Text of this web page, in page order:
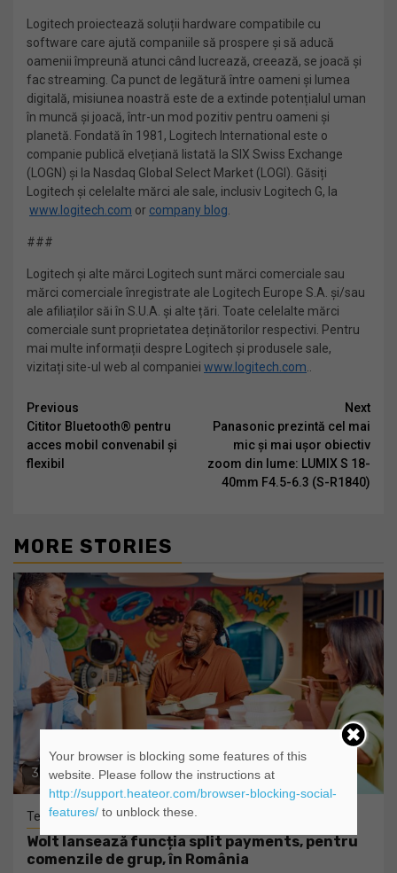
Logitech proiectează soluții hardware compatibile cu
software care ajută companiile să prospere și să aducă
oamenii împreună atunci când lucrează, creează, se joacă și
fac streaming. Ca punct de legătură între oameni și lumea
digitală, misiunea noastră este de a extinde potențialul uman
în muncă și joacă, într-un mod pozitiv pentru oameni și
planetă. Fondată în 1981, Logitech International este o
companie publică elvețiană listată la SIX Swiss Exchange
(LOGN) și la Nasdaq Global Select Market (LOGI). Găsiți
Logitech și celelalte mărci ale sale, inclusiv Logitech G, la
www.logitech.com or company blog
###
Logitech și alte mărci Logitech sunt mărci comerciale sau
mărci comerciale înregistrate ale Logitech Europe S.A. și/sau
ale afiliaților săi în S.U.A. și alte țări. Toate celelalte mărci
comerciale sunt proprietatea deținătorilor respectivi. Pentru
mai multe informații despre Logitech și produsele sale,
vizitați site-ul web al companiei www.logitech.com
Continue
Reading
Previous
Cititor Bluetooth® pentru
acces mobil convenabil și
flexibil
Next
Panasonic prezintă cel mai
mic și mai ușor obiectiv
zoom din lume: LUMIX S 18-
40mm F4.5-6.3 (S-R1840)
MORE STORIES
3 min read
Tehnologie
Wolt lansează funcția split payments, pentru
comenzile de grup, în România
Your browser is blocking some features of this
website. Please follow the instructions at
http://support.heateor.com/browser-blocking-social-
features/to unblock these.